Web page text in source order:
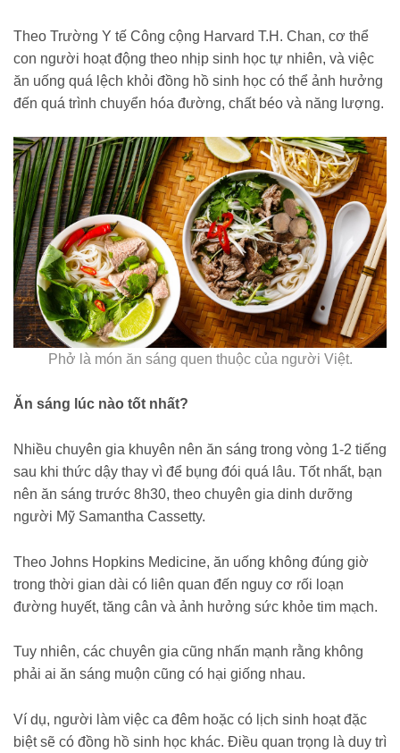
Theo Trường Y tế Công cộng Harvard T.H. Chan, cơ thể
con người hoạt động theo nhịp sinh học tự nhiên, và việc
ăn uống quá lệch khỏi đồng hồ sinh học có thể ảnh hưởng
đến quá trình chuyển hóa đường, chất béo và năng lượng.
Phở là món ăn sáng quen thuộc của người Việt.
Ăn sáng lúc nào tốt nhất?
Nhiều chuyên gia khuyên nên ăn sáng trong vòng 1-2 tiếng
sau khi thức dậy thay vì để bụng đói quá lâu. Tốt nhất, bạn
nên ăn sáng trước 8h30, theo chuyên gia dinh dưỡng
người Mỹ Samantha Cassetty.
Theo Johns Hopkins Medicine, ăn uống không đúng giờ
trong thời gian dài có liên quan đến nguy cơ rối loạn
đường huyết, tăng cân và ảnh hưởng sức khỏe tim mạch.
Tuy nhiên, các chuyên gia cũng nhấn mạnh rằng không
phải ai ăn sáng muộn cũng có hại giống nhau.
Ví dụ, người làm việc ca đêm hoặc có lịch sinh hoạt đặc
biệt sẽ có đồng hồ sinh học khác. Điều quan trọng là duy trì